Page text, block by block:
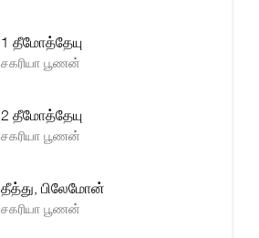
1 தீமோத்தேயு
சகரியா பூணன்
2 தீமோத்தேயு
சகரியா பூணன்
தீத்து, பிலேமோன்
சகரியா பூணன்